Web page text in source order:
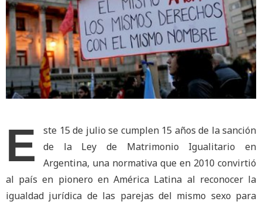
E
ste 15 de julio se cumplen 15 años de la sanción
de la Ley de Matrimonio Igualitario en
Argentina, una normativa que en 2010 convirtió
al país en pionero en América Latina al reconocer la
igualdad jurídica de las parejas del mismo sexo para